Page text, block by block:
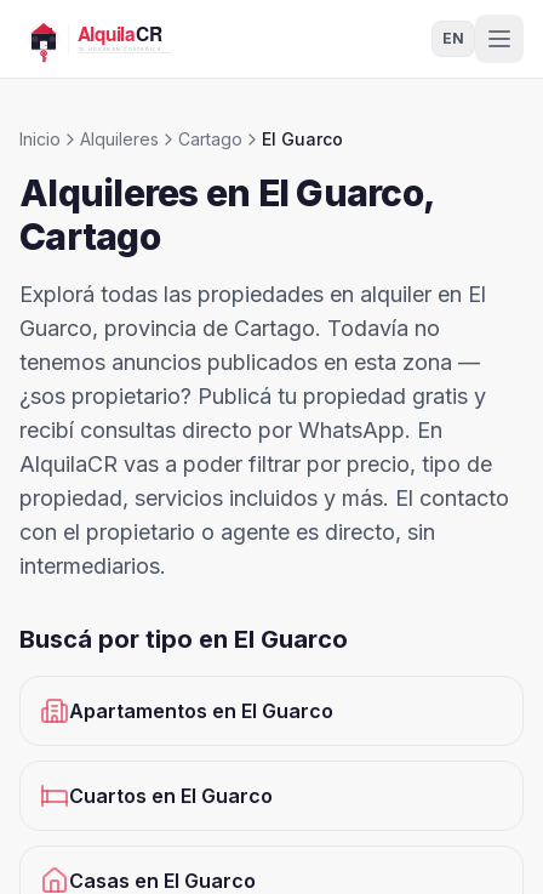
EN
Inicio Alquileres Cartago El Guarco
Alquileres en El Guarco,
Cartago
Explorá todas las propiedades en alquiler en El
Guarco, provincia de Cartago. Todavía no
tenemos anuncios publicados en esta zona —
¿sos propietario? Publicá tu propiedad gratis y
recibí consultas directo por WhatsApp. En
AlquilaCR vas a poder filtrar por precio, tipo de
propiedad, servicios incluidos y más. El contacto
con el propietario o agente es directo, sin
intermediarios.
Buscá por tipo en El Guarco
Apartamentos en El Guarco
Cuartos en El Guarco
Casas en El Guarco